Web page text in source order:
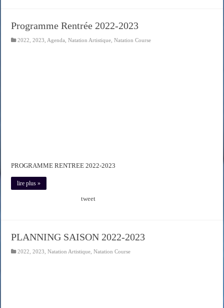
Programme Rentrée 2022-2023
2022 ,2023 Agenda ,Natation Artistique ,Natation Course
PROGRAMME RENTREE 2022-2023
lire plus »
tweet
PLANNING SAISON 2022-2023
2022 ,2023 ,Natation Artistique ,Natation Course